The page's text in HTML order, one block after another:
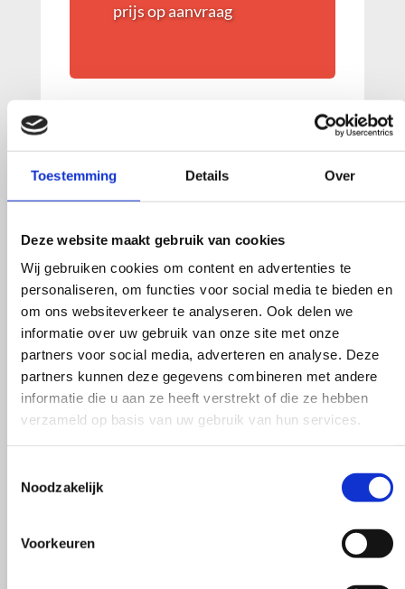
Toestemming Details Over
Deze website maakt gebruik van cookies
Wij gebruiken cookies om content en advertenties te
personaliseren, om functies voor social media te bieden en
om ons websiteverkeer te analyseren. Ook delen we
informatie over uw gebruik van onze site met onze
partners voor social media, adverteren en analyse. Deze
partners kunnen deze gegevens combineren met andere
informatie die u aan ze heeft verstrekt of die ze hebben
verzameld op basis van uw gebruik van hun services.
Noodzakelijk
Voorkeuren
prijs op aanvraag
Taalreis
Saint-Malo
Taalreis
Londen
prijs op aanvraag